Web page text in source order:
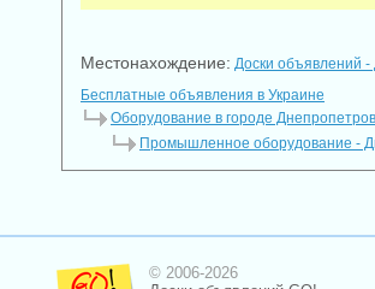
Местонахождение: Доски объявлений -
Бесплатные объявления в Украине
Оборудование в городе
Промышленное оборудование -
© 2006-2026